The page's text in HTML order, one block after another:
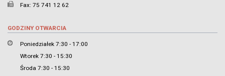
Fax: 75 741 12 62
GODZINY OTWARCIA
Poniedziałek 7:30 - 17:00
Wtorek 7:30 - 15:30
Środa 7:30 - 15:30